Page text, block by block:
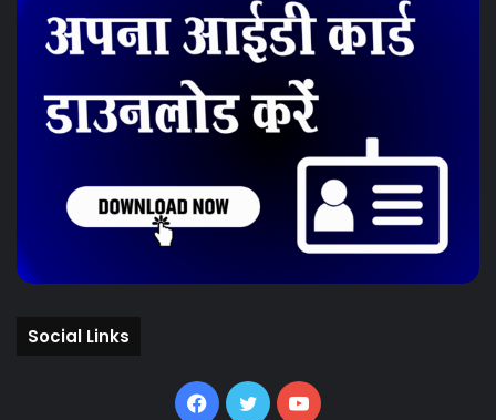
Social Links
Facebook
TwitterYouTube